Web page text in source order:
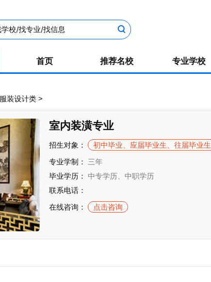
首页 推荐名校 专业学校
服装设计类 >
室内装潢专业
招生对象：
初中毕业、应届毕业生、往届毕业生
专业学制： 三年
毕业学历： 中专学历、中职学历
联系电话：
在线咨询：
点击咨询